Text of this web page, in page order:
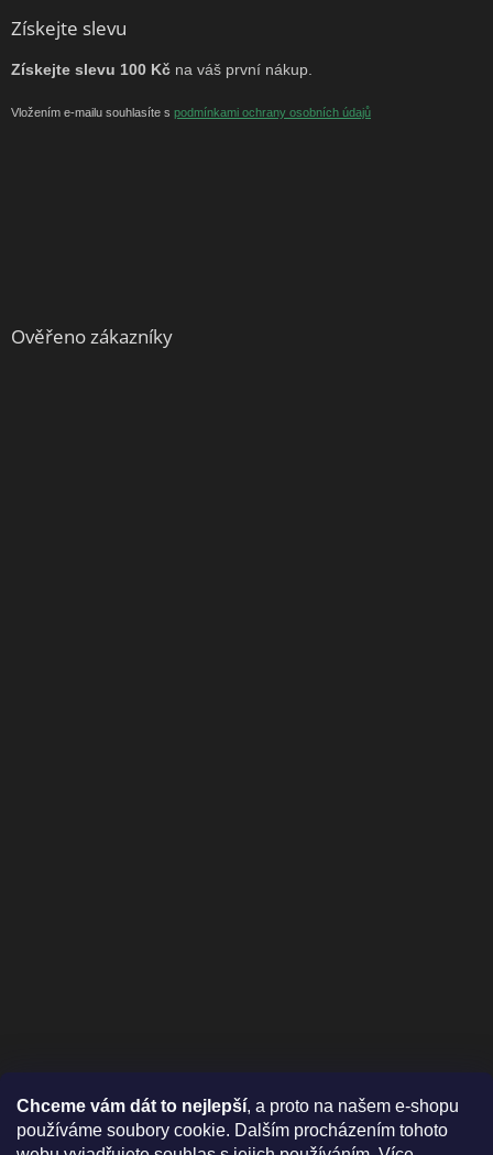
Chceme vám dát to nejlepší, a proto na našem e-shopu
používáme soubory cookie. Dalším procházením tohoto
Získejte slevu
Získejte slevu 100 Kč na váš první nákup.
Vložením e-mailu souhlasíte s podmínkami ochrany osobních údajů
Ověřeno zákazníky